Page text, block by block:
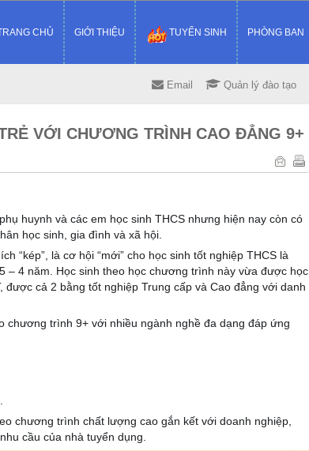
CHỦ GIỚI THIỆU TUYỂN SINH PHÒNG BAN
Email Quản lý đào tạo
VỚI CHƯƠNG TRÌNH CAO ĐẲNG 9+
huynh và các em học sinh THCS nhưng hiện nay còn có
học sinh, gia đình và xã hội.
“kép”, là cơ hội “mới” cho học sinh tốt nghiệp THCS là
– 4 năm. Học sinh theo học chương trình này vừa được học
cả 2 bằng tốt nghiệp Trung cấp và Cao đẳng với danh
chương trình 9+ với nhiều ngành nghề đa dạng đáp ứng
chương trình chất lượng cao gắn kết với doanh nghiệp,
cầu của nhà tuyển dụng.